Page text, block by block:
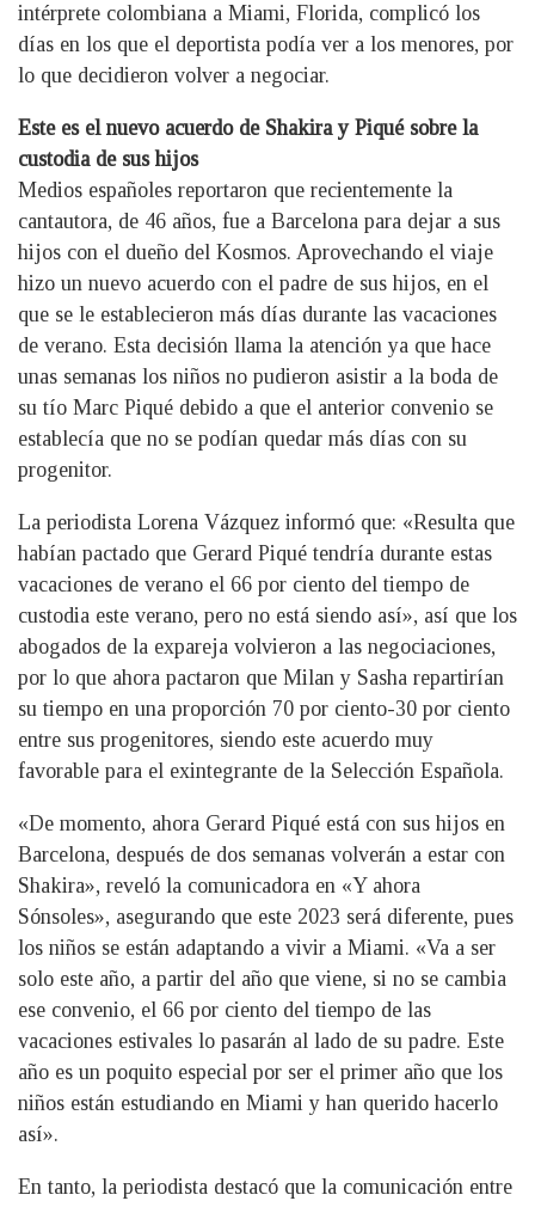
intérprete colombiana a Miami, Florida, complicó los
días en los que el deportista podía ver a los menores, por
lo que decidieron volver a negociar.
Este es el nuevo acuerdo de Shakira y Piqué sobre la
custodia de sus hijos
Medios españoles reportaron que recientemente la
cantautora, de 46 años, fue a Barcelona para dejar a sus
hijos con el dueño del Kosmos. Aprovechando el viaje
hizo un nuevo acuerdo con el padre de sus hijos, en el
que se le establecieron más días durante las vacaciones
de verano. Esta decisión llama la atención ya que hace
unas semanas los niños no pudieron asistir a la boda de
su tío Marc Piqué debido a que el anterior convenio se
establecía que no se podían quedar más días con su
progenitor.
La periodista Lorena Vázquez informó que: «Resulta que
habían pactado que Gerard Piqué tendría durante estas
vacaciones de verano el 66 por ciento del tiempo de
custodia este verano, pero no está siendo así», así que los
abogados de la expareja volvieron a las negociaciones,
por lo que ahora pactaron que Milan y Sasha repartirían
su tiempo en una proporción 70 por ciento-30 por ciento
entre sus progenitores, siendo este acuerdo muy
favorable para el exintegrante de la Selección Española.
«De momento, ahora Gerard Piqué está con sus hijos en
Barcelona, después de dos semanas volverán a estar con
Shakira», reveló la comunicadora en «Y ahora
Sónsoles», asegurando que este 2023 será diferente, pues
los niños se están adaptando a vivir a Miami. «Va a ser
solo este año, a partir del año que viene, si no se cambia
ese convenio, el 66 por ciento del tiempo de las
vacaciones estivales lo pasarán al lado de su padre. Este
año es un poquito especial por ser el primer año que los
niños están estudiando en Miami y han querido hacerlo
así».
En tanto, la periodista destacó que la comunicación entre